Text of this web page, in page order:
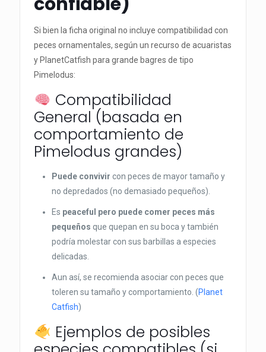
Si bien la ficha original no incluye compatibilidad con
peces ornamentales, según un recurso de acuaristas
y PlanetCatfish para grande bagres de tipo
Pimelodus:
Compatibilidad
General (basada en
comportamiento de
Pimelodus grandes)
Puede convivir con peces de mayor tamaño y
no depredados (no demasiado pequeños).
Es peaceful pero puede comer peces más
pequeños que quepan en su boca y también
podría molestar con sus barbillas a especies
delicadas.
Aun así, se recomienda asociar con peces que
toleren su tamaño y comportamiento. (Planet
Catfish)
Ejemplos de posibles